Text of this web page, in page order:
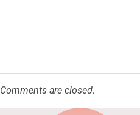
Comments are closed.